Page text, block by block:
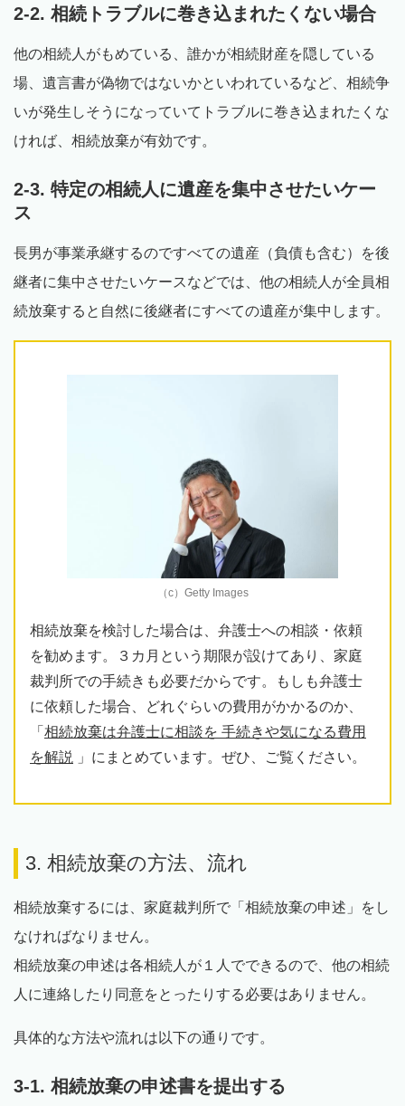
2-2. 相続トラブルに巻き込まれたくない場合
他の相続人がもめている、誰かが相続財産を隠している
場、遺言書が偽物ではないかといわれているなど、相続争
いが発生しそうになっていてトラブルに巻き込まれたくな
ければ、相続放棄が有効です。
2-3. 特定の相続人に遺産を集中させたいケー
ス
長男が事業承継するのですべての遺産（負債も含む）を後
継者に集中させたいケースなどでは、他の相続人が全員相
続放棄すると自然に後継者にすべての遺産が集中します。
（c）Getty Images
相続放棄を検討した場合は、弁護士への相談・依頼
を勧めます。３カ月という期限が設けてあり、家庭
裁判所での手続きも必要だからです。もしも弁護士
に依頼した場合、どれぐらいの費用がかかるのか、
「 相続放棄は弁護士に相談を 手続きや気になる費用
を解説
」にまとめています。ぜひ、ご覧ください。
3. 相続放棄の方法、流れ
相続放棄するには、家庭裁判所で「相続放棄の申述」をし
なければなりません。
相続放棄の申述は各相続人が１人でできるので、他の相続
人に連絡したり同意をとったりする必要はありません。
具体的な方法や流れは以下の通りです。
3-1. 相続放棄の申述書を提出する